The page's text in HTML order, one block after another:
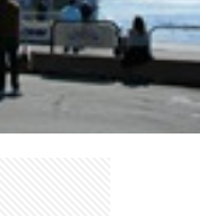
ト
散
歩
の
ブ